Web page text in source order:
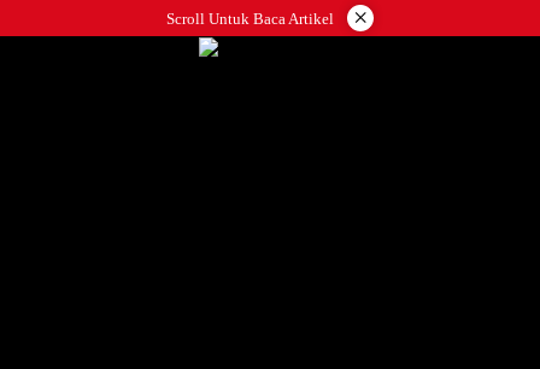
ke
Scroll Untuk Baca Artikel ×